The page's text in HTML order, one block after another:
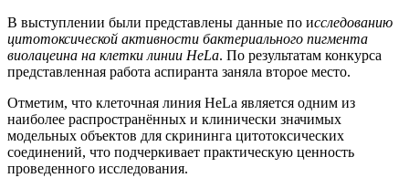
В выступлении были представлены данные по исследованию
цитотоксической активности бактериального пигмента
виолацеина на клетки линии HeLa. По результатам конкурса
представленная работа аспиранта заняла второе место.
Отметим, что клеточная линия HeLa является одним из
наиболее распространённых и клинически значимых
модельных объектов для скрининга цитотоксических
соединений, что подчеркивает практическую ценность
проведенного исследования.